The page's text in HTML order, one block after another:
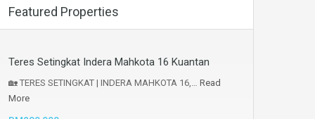
Featured Properties
Teres Setingkat Indera Mahkota 16 Kuantan
🏡 TERES SETINGKAT | INDERA MAHKOTA 16,… Read
More